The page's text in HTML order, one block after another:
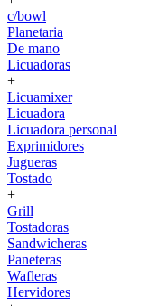
c/bowl
Planetaria
De mano
Licuadoras
+
Licuamixer
Licuadora
Licuadora personal
Exprimidores
Jugueras
Tostado
+
Grill
Tostadoras
Sandwicheras
Paneteras
Wafleras
Hervidores